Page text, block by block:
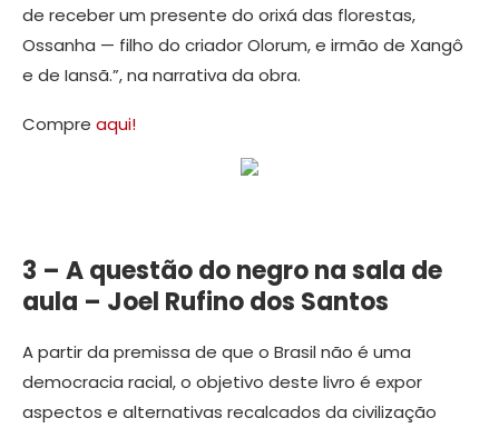
de receber um presente do orixá das florestas,
Ossanha — filho do criador Olorum, e irmão de Xangô
e de Iansã.”, na narrativa da obra.
Compre aqui!
3 – A questão do negro na sala de
aula – Joel Rufino dos Santos
A partir da premissa de que o Brasil não é uma
democracia racial, o objetivo deste livro é expor
aspectos e alternativas recalcados da civilização